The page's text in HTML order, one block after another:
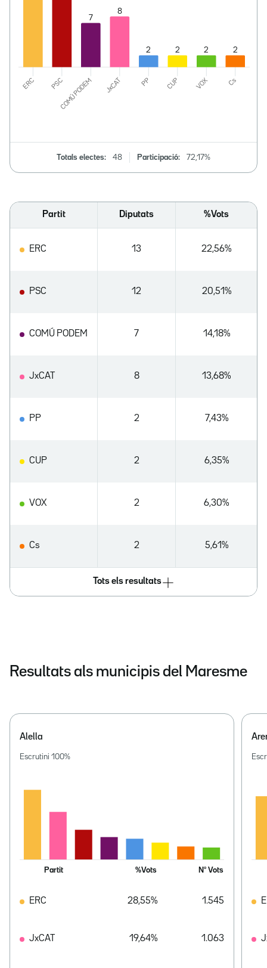
Totals electes: 48 Participació: 72,17%
Partit Diputats %Vots
ERC 13 22,56%
PSC 12 20,51%
COMÚ PODEM 7 14,18%
JxCAT 8 13,68%
PP 2 7,43%
CUP 2 6,35%
VOX 2 6,30%
Cs 2 5,61%
Tots els resultats
Resultats als municipis del Maresme
Alella
Escrutini 100%
Partit %Vots Nº Vots
ERC 28,55% 1.545
JxCAT 19,64% 1.063